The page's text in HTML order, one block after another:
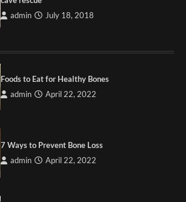
admin July 18, 2018
Foods to Eat for Healthy Bones
admin April 22, 2022
7 Ways to Prevent Bone Loss
admin April 22, 2022